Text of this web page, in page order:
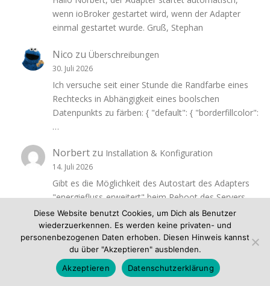
wenn ioBroker gestartet wird, wenn der Adapter
einmal gestartet wurde. Gruß, Stephan
Nico zu Überschreibungen
30. Juli 2026
Ich versuche seit einer Stunde die Randfarbe eines
Rechtecks in Abhängigkeit eines boolschen
Datenpunkts zu färben: { "default": { "borderfillcolor":
…
Norbert zu Installation & Konfiguration
14. Juli 2026
Gibt es die Möglichkeit des Autostart des Adapters
"energiefluss-erweitert" beim Reboot des Servers
oder von ioBroker? Ich suche mir die…
ChristianzuCSS – Beispiele
4. April 2026
Hi Ich habe versucht aus einer zahl ein Text zu
Diese Website benutzt Cookies, um Dich als Benutzer
wiederzuerkennen. Es werden keine privaten- und
personenbezogenen Daten erhoben. Diesen Hinweis kannst
du über "Akzeptieren" ausblenden.
Akzeptieren
Datenschutzerklärung